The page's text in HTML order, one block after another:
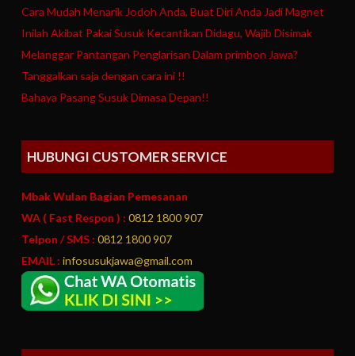
Cara Mudah Menarik Jodoh Anda, Buat Diri Anda Jadi Magnet
Inilah Akibat Pakai Susuk Kecantikan Didagu, Wajib Disimak
Melanggar Pantangan Penglarisan Dalam primbon Jawa?
Tanggalkan saja dengan cara ini !!
Bahaya Pasang Susuk Dimasa Depan!!
HUBUNGI CUSTOMER SERVICE
Mbak Wulan Bagian Pemesanan
WA ( Fast Respon ) : 0812 1800 907
Telpon / SMS : 0812 1800 907
EMAIL : infosusukjawa@gmail.com